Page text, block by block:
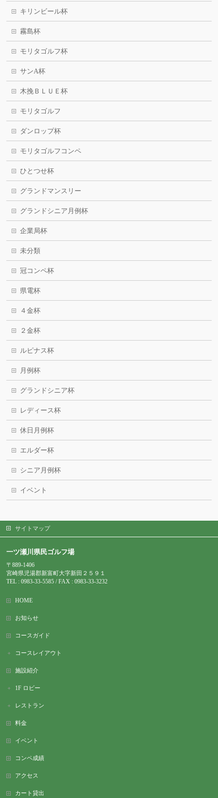
キリンビール杯
霧島杯
モリタゴルフ杯
サンA杯
木挽ＢＬＵＥ杯
モリタゴルフ
ダンロップ杯
モリタゴルフコンペ
ひとつせ杯
グランドマンスリー
グランドシニア月例杯
企業局杯
未分類
冠コンペ杯
県電杯
４金杯
２金杯
ルピナス杯
月例杯
グランドシニア杯
レディース杯
休日月例杯
エルダー杯
シニア月例杯
イベント
サイトマップ
一ツ瀬川県民ゴルフ場
〒889-1406
宮崎県児湯郡新富町大字新田２５９１
TEL : 0983-33-5585 / FAX : 0983-33-3232
HOME
お知らせ
コースガイド
コースレイアウト
施設紹介
1F ロビー
レストラン
料金
イベント
コンペ成績
アクセス
カート貸出